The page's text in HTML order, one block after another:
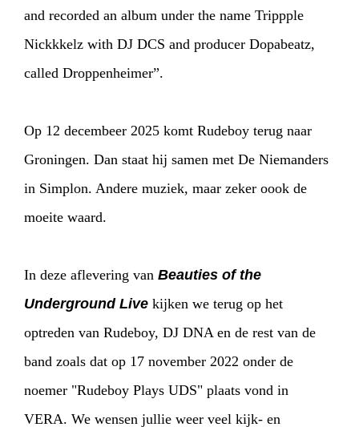
and recorded an album under the name Trippple
Nickkkelz with DJ DCS and producer Dopabeatz,
called Droppenheimer”.
Op 12 decembeer 2025 komt Rudeboy terug naar
Groningen. Dan staat hij samen met De Niemanders
in Simplon. Andere muziek, maar zeker oook de
moeite waard.
In deze aflevering van Beauties of the
Underground Live kijken we terug op het
optreden van Rudeboy, DJ DNA en de rest van de
band zoals dat op 17 november 2022 onder de
noemer "Rudeboy Plays UDS" plaats vond in
VERA. We wensen jullie weer veel kijk- en